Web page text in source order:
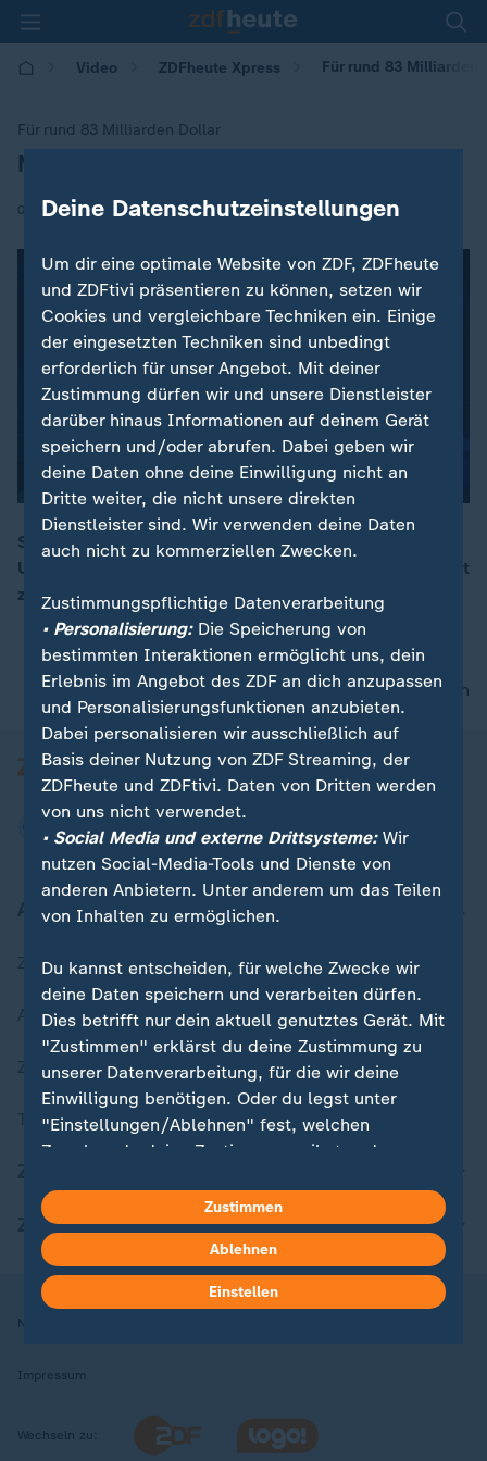
Video ZDFheute Xpress Für rund 83 Milliarden
Für rund 83 Milliarden Dollar
:Netflix kauft Warner Brothers
05.12.2025 | 16:50
Streaming-Riese Netflix übernimmt das Hollywood
Urgestein Warner Brothers. Nach einem Bieterwettstreit
zahlt Netflix dafür knapp 82,7 Milliarden Dollar.
nach oben
Aktuell bei ZDFheute
Zuletzt veröffentlicht
Aktuelle Sendungs-Videos
ZDFheute Stories
Themen im Überblick
ZDFheute Apps
Nutzungsbedingungen
Impressum
Wechseln zu:
Deine Datenschutzeinstellungen
Um dir eine optimale Website von ZDF, ZDFheute
und ZDFtivi präsentieren zu können, setzen wir
Cookies und vergleichbare Techniken ein. Einige
der eingesetzten Techniken sind unbedingt
erforderlich für unser Angebot. Mit deiner
Zustimmung dürfen wir und unsere Dienstleister
darüber hinaus Informationen auf deinem Gerät
speichern und/oder abrufen. Dabei geben wir
deine Daten ohne deine Einwilligung nicht an
Dritte weiter, die nicht unsere direkten
Dienstleister sind. Wir verwenden deine Daten
auch nicht zu kommerziellen Zwecken.
Zustimmungspflichtige Datenverarbeitung
• Personalisierung:Die Speicherung von
bestimmten Interaktionen ermöglicht uns, dein
Erlebnis im Angebot des ZDF an dich anzupassen
und Personalisierungsfunktionen anzubieten.
Dabei personalisieren wir ausschließlich auf
Basis deiner Nutzung von ZDF Streaming, der
ZDFheute und ZDFtivi. Daten von Dritten werden
von uns nicht verwendet.
• Social Media und externe Drittsysteme:Wir
nutzen Social-Media-Tools und Dienste von
anderen Anbietern. Unter anderem um das Teilen
von Inhalten zu ermöglichen.
Du kannst entscheiden, für welche Zwecke wir
deine Daten speichern und verarbeiten dürfen.
Dies betrifft nur dein aktuell genutztes Gerät. Mit
"Zustimmen" erklärst du deine Zustimmung zu
unserer Datenverarbeitung, für die wir deine
Einwilligung benötigen. Oder du legst unter
"Einstellungen/Ablehnen" fest, welchen
Zwecken du deine Zustimmung gibst und
kannst du jederzeit mit Wirkung für die Zukunft
in deinen Einstellungen widerrufen oder ändern.
Hier findest du das Impressum.
Weitere Informationen findest du in unserer
Zustimmen
Ablehnen
Einstellen